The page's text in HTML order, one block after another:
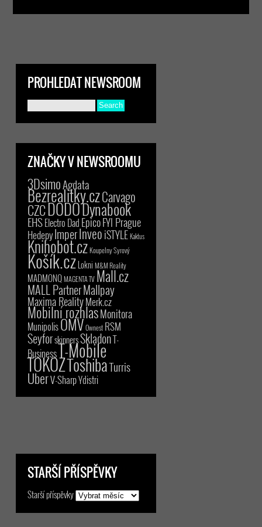
PROHLEDAT NEWSROOM
ZNAČKY V NEWSROOMU
3DsimoAgdata
Bezrealitky.czCarvago
CZCDODODynabook
EHSElectro Dad EpicoFYI Prague
HedepyImperInveoiSTYLE Kaktus
Knihobot.czKoupelny Syrový
Košík.czLokni M&M Reality
MADMONQMAGENTA TV Mall.cz
MALL PartnerMallpay
Maxima RealityMerk.cz
Mobilní rozhlasMonitora
MunipolisOMVOwnest RSM
SeyforskinnersSkladonT-
BusinessT-Mobile
TOKOZToshibaTurris
UberV-SharpYdistri
STARŠÍ PŘÍSPĚVKY
Starší příspěvky